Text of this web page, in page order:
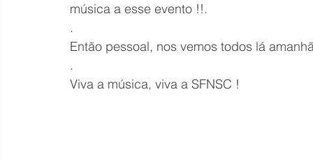
música a esse evento !!.
.
Então pessoal, nos vemos todos lá
.
Viva a música, viva a SFNSC !